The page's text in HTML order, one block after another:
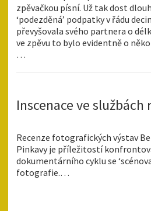
zpěvačkou písní. Už tak dost
‘podezděná’ podpatky v řádu
převyšovala svého partnera o
ve zpěvu to bylo evidentně o
…
Inscenace ve službách
Recenze fotografických výstav
Pinkavy je příležitostí
dokumentárního cyklu se
fotografie.…